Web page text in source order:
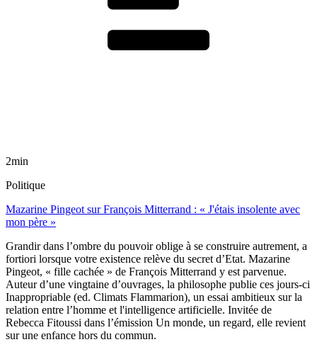
2min
Politique
Mazarine Pingeot sur François Mitterrand : « J'étais insolente avec
mon père »
Grandir dans l’ombre du pouvoir oblige à se construire autrement, a
fortiori lorsque votre existence relève du secret d’Etat. Mazarine
Pingeot, « fille cachée » de François Mitterrand y est parvenue.
Auteur d’une vingtaine d’ouvrages, la philosophe publie ces jours-ci
Inappropriable (ed. Climats Flammarion), un essai ambitieux sur la
relation entre l’homme et l'intelligence artificielle. Invitée de
Rebecca Fitoussi dans l’émission Un monde, un regard, elle revient
sur une enfance hors du commun.